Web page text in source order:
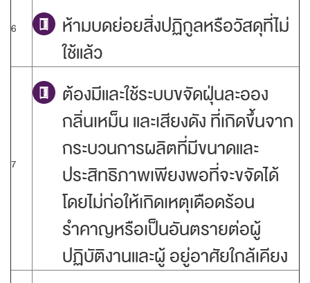
6
ห้ามบดย่อยสิ่งปฏิกูลหรือวัสดุที่ไม่
ใช้แล้ว
7
ต้องมีและใช้ระบบขจัดฝุ่นละออง
กลิ่นเหม็น และเสียงดัง ที่เกิดขึ้นจาก
กระบวนการผลิตที่มีขนาดและ
ประสิทธิภาพเพียงพอที่จะขจัดได้
โดยไม่ก่อให้เกิดเหตุเดือดร้อน
รำคาญหรือเป็นอันตรายต่อผู้
ปฏิบัติงานและผู้ อยู่อาศัยใกล้เคียง